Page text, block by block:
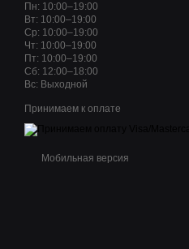
Пн: 10:00–19:00
Вт: 10:00–19:00
Ср: 10:00–19:00
Чт: 10:00–19:00
Пт: 10:00–19:00
Сб: 12:00–18:00
Вс: Выходной
Принимаем к оплате
Мобильная версия